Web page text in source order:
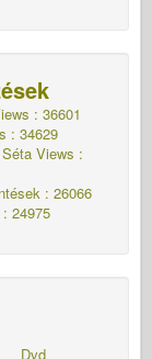
: 36601
: 34629
Views :
: 26066
24975
Dvd